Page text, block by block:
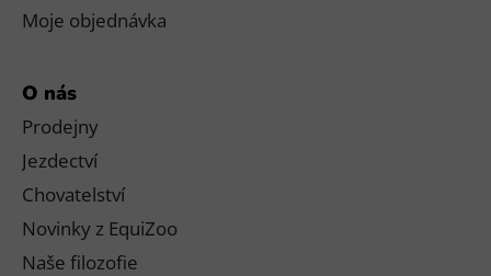
Moje objednávka
O nás
Prodejny
Jezdectví
Chovatelství
Novinky z EquiZoo
Naše filozofie